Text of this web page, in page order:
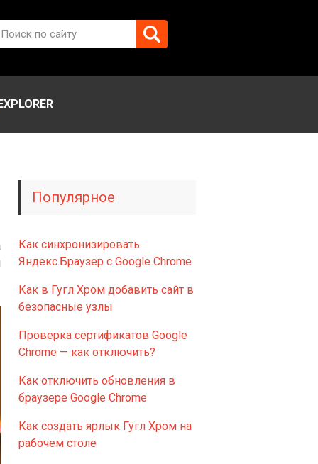
Популярное
Как синхронизировать
Яндекс.Браузер с Google Chrome
Как в Гугл Хром добавить сайт в
безопасные узлы
Проверка сертификатов Google
Chrome — как отключить?
Как отключить обновления в
браузере Google Chrome
Как создать ярлык Гугл Хром на
рабочем столе